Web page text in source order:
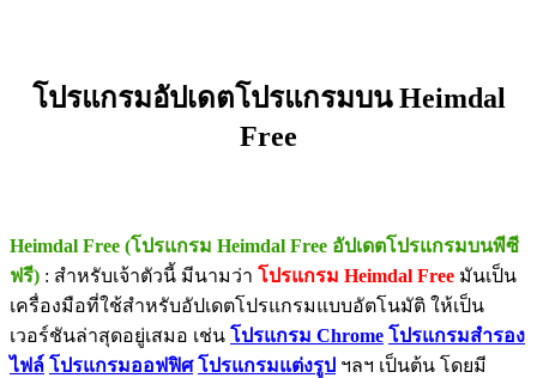
โปรแกรมอัปเดตโปรแกรมบน Heimdal
Free
Heimdal Free (โปรแกรม Heimdal Free อัปเดตโปรแกรมบนพีซี
ฟรี) : สำหรับเจ้าตัวนี้ มีนามว่า โปรแกรม Heimdal Free มันเป็น
เครื่องมือที่ใช้สำหรับอัปเดตโปรแกรมแบบอัตโนมัติ ให้เป็น
เวอร์ชันล่าสุดอยู่เสมอ เช่น โปรแกรม Chrome โปรแกรมสำรอง
ไฟล์ โปรแกรมออฟฟิศ โปรแกรมแต่งรูป ฯลฯ เป็นต้น โดยมี